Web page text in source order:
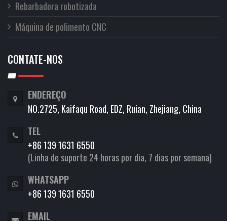
Rebarbadora robotizada
Máquina de polimento CNC
CONTATE-NOS
ENDEREÇO
NO.2725, Kaifaqu Road, EDZ, Ruian, Zhejiang, China
TEL
+86 139 1631 6550
(Linha de suporte 24 horas por dia, 7 dias por semana)
WHATSAPP
+86 139 1631 6550
EMAIL